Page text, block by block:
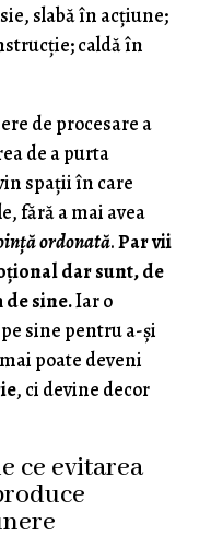
slabă în acțiune;
caldă în
de procesare a
de a purta
spații în care
fără a mai avea
ordonată.Par vii
dar sunt, de
sine.Iar o
sine pentru a-și
poate deveni
, ci devine decor
ce evitarea